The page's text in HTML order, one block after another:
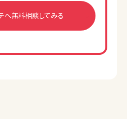
へ無料相談してみる